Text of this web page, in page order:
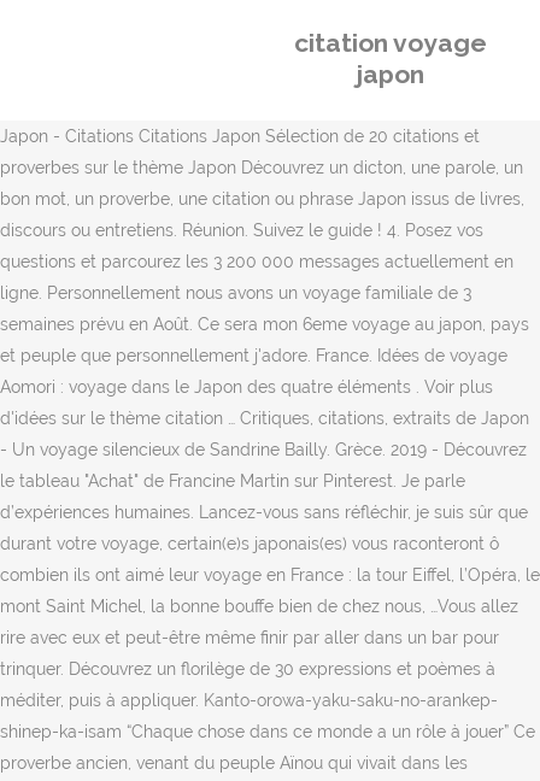
citation voyage
japon
Japon - Citations Citations Japon Sélection de 20 citations et
proverbes sur le thème Japon Découvrez un dicton, une parole, un
bon mot, un proverbe, une citation ou phrase Japon issus de livres,
discours ou entretiens. Réunion. Suivez le guide ! 4. Posez vos
questions et parcourez les 3 200 000 messages actuellement en
ligne. Personnellement nous avons un voyage familiale de 3
semaines prévu en Août. Ce sera mon 6eme voyage au japon, pays
et peuple que personnellement j'adore. France. Idées de voyage
Aomori : voyage dans le Japon des quatre éléments . Voir plus
d'idées sur le thème citation … Critiques, citations, extraits de Japon
- Un voyage silencieux de Sandrine Bailly. Grèce. 2019 - Découvrez
le tableau "Achat" de Francine Martin sur Pinterest. Je parle
d’expériences humaines. Lancez-vous sans réfléchir, je suis sûr que
durant votre voyage, certain(e)s japonais(es) vous raconteront ô
combien ils ont aimé leur voyage en France : la tour Eiffel, l’Opéra, le
mont Saint Michel, la bonne bouffe bien de chez nous, …Vous allez
rire avec eux et peut-être même finir par aller dans un bar pour
trinquer. Découvrez un florilège de 30 expressions et poèmes à
méditer, puis à appliquer. Kanto-orowa-yaku-saku-no-arankep-
shinep-ka-isam “Chaque chose dans ce monde a un rôle à jouer” Ce
proverbe ancien, venant du peuple Aïnou qui vivait dans les